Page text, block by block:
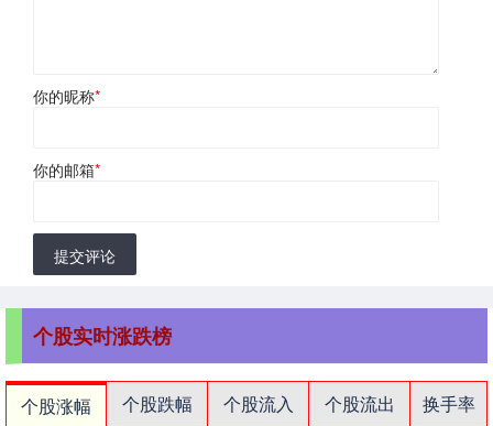
你的昵称*
你的邮箱*
提交评论
个股实时涨跌榜
个股涨幅 个股跌幅 个股流入 个股流出
换手率